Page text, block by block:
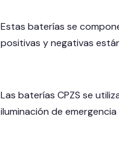
Estas baterías se
positivas y negativas
Las baterías CPZS se
iluminación de